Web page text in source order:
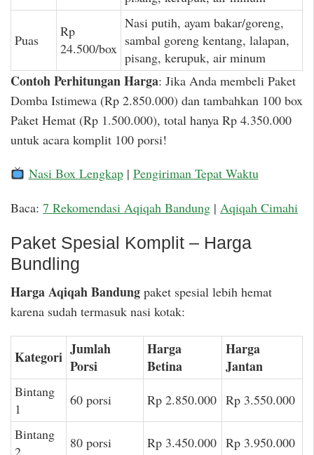
Puas
Rp
24.500/box
Nasi putih, ayam bakar/goreng,
sambal goreng kentang, lalapan,
pisang, kerupuk, air minum
Contoh Perhitungan Harga: Jika Anda membeli Paket
Domba Istimewa (Rp 2.850.000) dan tambahkan 100 box
Paket Hemat (Rp 1.500.000), total hanya Rp 4.350.000
untuk acara komplit 100 porsi!
Nasi Box Lengkap| Pengiriman Tepat Waktu
Baca: 7 Rekomendasi Aqiqah Bandung | Aqiqah Cimahi
Paket Spesial Komplit – Harga
Bundling
Harga Aqiqah Bandung paket spesial lebih hemat
karena sudah termasuk nasi kotak:
Kategori Jumlah
Porsi
Harga
Betina
Harga
Jantan
Bintang
1
60 porsi Rp 2.850.000 Rp 3.550.000
Bintang
2
80 porsi Rp 3.450.000 Rp 3.950.000